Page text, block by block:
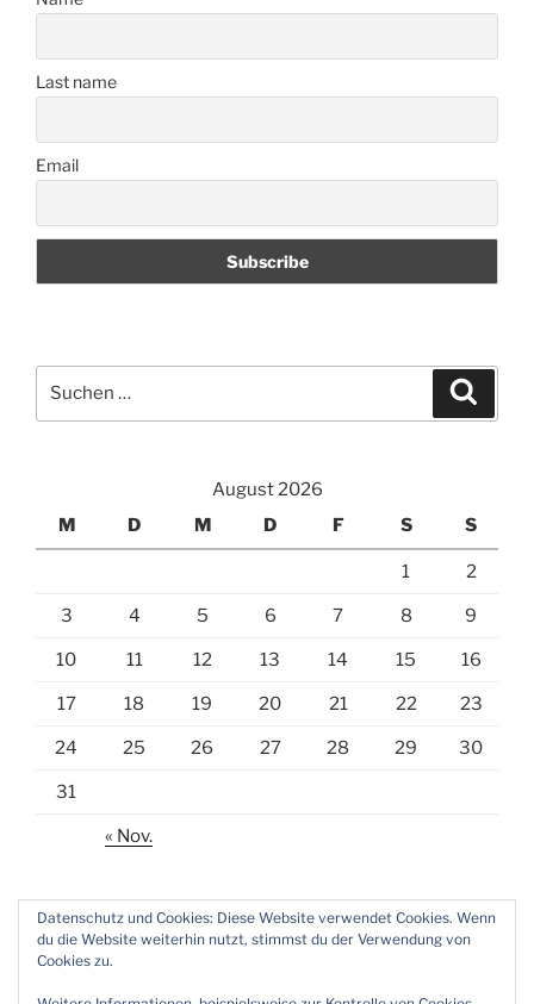
Last name
Email
nach:
August 2026
M
D M D F S S
1 2
3 4 5 6 7 8 9
10 11 12 13 14 15 16
17 18 19 20 21 22 23
24 25 26 27 28 29 30
31
« Nov.
Datenschutz und Cookies: Diese Website verwendet Cookies. Wenn
du die Website weiterhin nutzt, stimmst du der Verwendung von
Cookies zu.